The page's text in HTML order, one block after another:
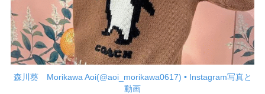
森川葵 Morikawa Aoi(@aoi_morikawa0617) • Instagram写真と
動画